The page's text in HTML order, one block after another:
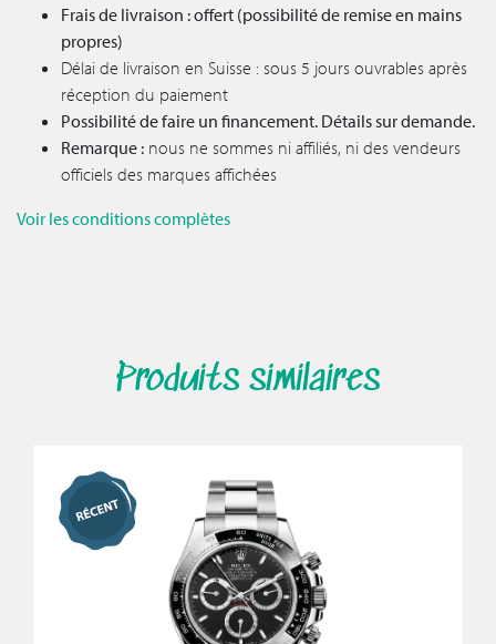
Frais de livraison : offert (possibilité de remise en mains
propres)
Délai de livraison en Suisse : sous 5 jours ouvrables après
réception du paiement
Possibilité de faire un financement. Détails sur demande.
Remarque : nous ne sommes ni affiliés, ni des vendeurs
officiels des marques affichées
Voir les conditions complètes
Produits similaires